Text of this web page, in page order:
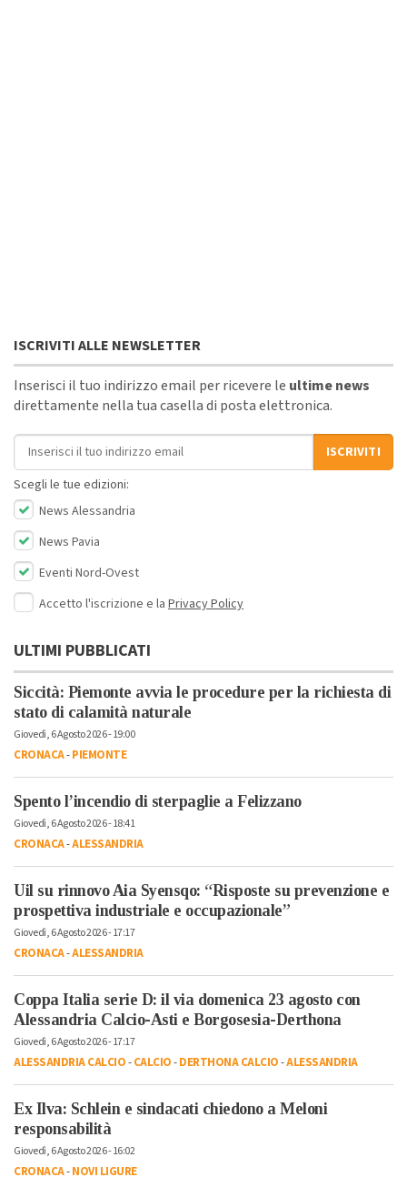
ISCRIVITI ALLE NEWSLETTER
Inserisci il tuo indirizzo email per ricevere le ultime news
direttamente nella tua casella di posta elettronica.
Indirizzo email
ISCRIVITI
Scegli le tue edizioni:
News Alessandria
News Pavia
Eventi Nord-Ovest
Accetto l'iscrizione e la Privacy Policy
ULTIMI PUBBLICATI
Siccità: Piemonte avvia le procedure per la richiesta di
stato di calamità naturale
Giovedì, 6 Agosto 2026 - 19:00
CRONACA-PIEMONTE
Spento l’incendio di sterpaglie a Felizzano
Giovedì, 6 Agosto 2026 - 18:41
CRONACA-ALESSANDRIA
Uil su rinnovo Aia Syensqo: “Risposte su prevenzione e
prospettiva industriale e occupazionale”
Giovedì, 6 Agosto 2026 - 17:17
CRONACA-ALESSANDRIA
Coppa Italia serie D: il via domenica 23 agosto con
Alessandria Calcio-Asti e Borgosesia-Derthona
Giovedì, 6 Agosto 2026 - 17:17
ALESSANDRIA CALCIO-CALCIO-DERTHONA CALCIO-ALESSANDRIA
Ex Ilva: Schlein e sindacati chiedono a Meloni
responsabilità
Giovedì, 6 Agosto 2026 - 16:02
CRONACA-NOVI LIGURE